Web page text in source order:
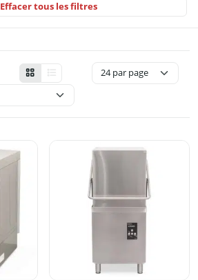
Effacer tous les filtres